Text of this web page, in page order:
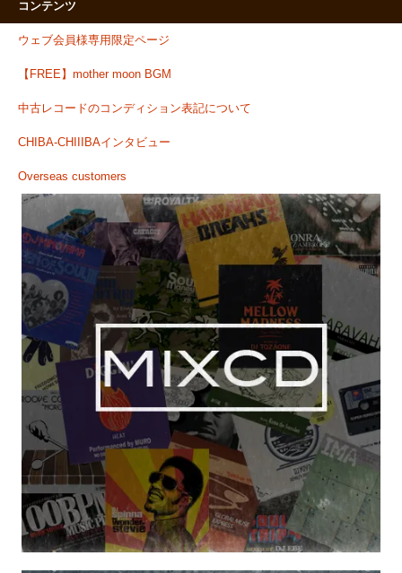
コンテンツ
ウェブ会員様専用限定ページ
【FREE】mother moon BGM
中古レコードのコンディション表記について
CHIBA-CHIIIBAインタビュー
Overseas customers